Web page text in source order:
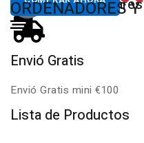
MULTIMARCA
ORDENADORES
Productos Populares
Envió Gratis
Envió Gratis mini €100
Lista de Productos